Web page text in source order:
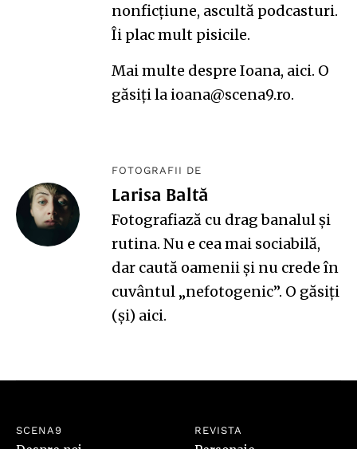
nonficțiune, ascultă podcasturi.
Îi plac mult pisicile.
Mai multe despre Ioana, aici. O
găsiți la ioana@scena9.ro.
FOTOGRAFII DE
Larisa Baltă
Fotografiază cu drag banalul și
rutina. Nu e cea mai sociabilă,
dar caută oamenii și nu crede în
cuvântul „nefotogenic”. O găsiți
(și) aici.
SCENA9 REVISTA